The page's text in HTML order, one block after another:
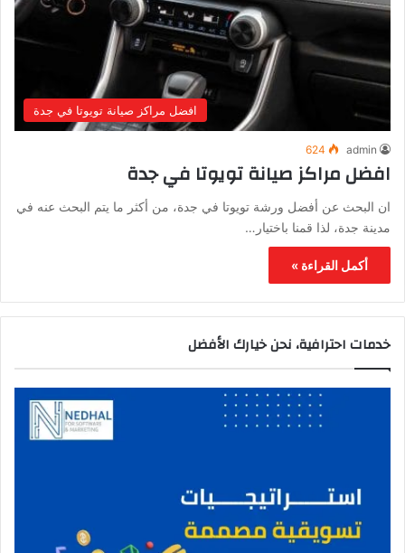
افضل مراكز صيانة تويوتا في جدة
admin
624
افضل مراكز صيانة تويوتا في جدة
ان البحث عن أفضل ورشة تويوتا في جدة، من أكثر ما يتم البحث عنه في
مدينة جدة، لذا قمنا باختيار…
أكمل القراءة »
خدمات احترافية، نحن خيارك الأفضل